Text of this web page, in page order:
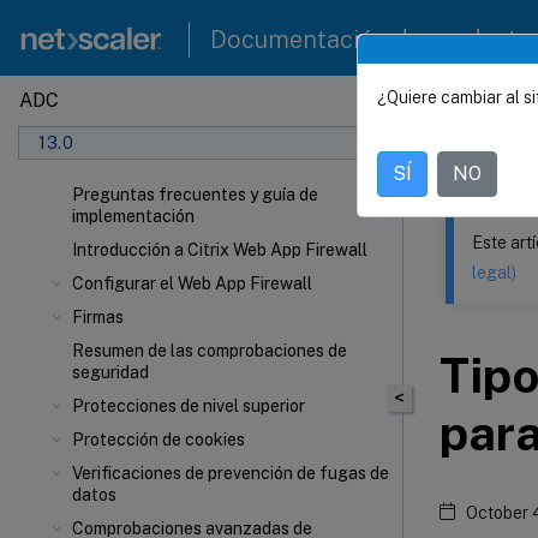
Documentación de
ADC
13.0
Preguntas frecuentes y guía de
implementación
Introducción a Citrix Web App Firewall
Configurar el Web App Firewall
Firmas
Resumen de las comprobaciones de
seguridad
Protecciones de nivel superior
Protección de cookies
Verificaciones de prevención de fugas de
datos
Comprobaciones avanzadas de
Este
<
Este
legal)
October
¿Quiere cambiar al
SÍ NO